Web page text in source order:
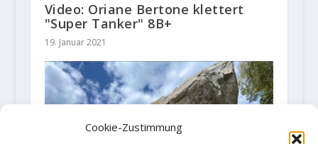
Cookie-Zustimmung
Video: Oriane Bertone klettert
"Super Tanker" 8B+
19. Januar 2021